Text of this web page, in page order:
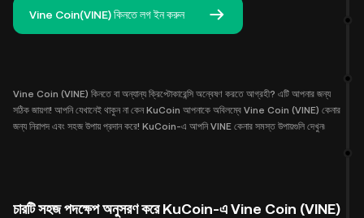
Vine Coin(VINE) কিনতে লগ ইন করুন
Vine Coin (VINE) কিনতে বা অন্যান্য ক্রিপ্টোকারেন্সি অন্বেষণ করতে আগ্রহী? এটি আপনার জন্য
সঠিক জায়গা! আপনি যেখানেই থাকুন না কেন KuCoin আপনাকে অবিলম্বে Vine Coin (VINE) কেনার
জন্য নিরাপদ এবং সহজ উপায় প্রদান করে! KuCoin-এ আপনি VINE কেনার সমস্ত উপায়গুলি দেখুন৷
চারটি সহজ পদক্ষেপ অনুসরণ করে KuCoin-এ Vine Coin (VINE)